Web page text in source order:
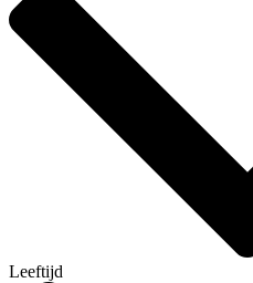
Leeftijd